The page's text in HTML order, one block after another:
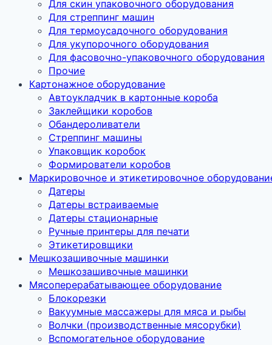
Для скин упаковочного оборудования
Для стреппинг машин
Для термоусадочного оборудования
Для укупорочного оборудования
Для фасовочно-упаковочного оборудования
Прочие
Картонажное оборудование
Автоукладчик в картонные короба
Заклейщики коробов
Обандероливатели
Стреппинг машины
Упаковщик коробок
Формирователи коробов
Маркировочное и этикетировочное
Датеры
Датеры встраиваемые
Датеры стационарные
Ручные принтеры для печати
Этикетировщики
Мешкозашивочные машинки
Мешкозашивочные машинки
Мясоперерабатывающее оборудование
Блокорезки
Вакуумные массажеры для мяса и рыбы
Волчки (производственные мясорубки)
Вспомогательное оборудование